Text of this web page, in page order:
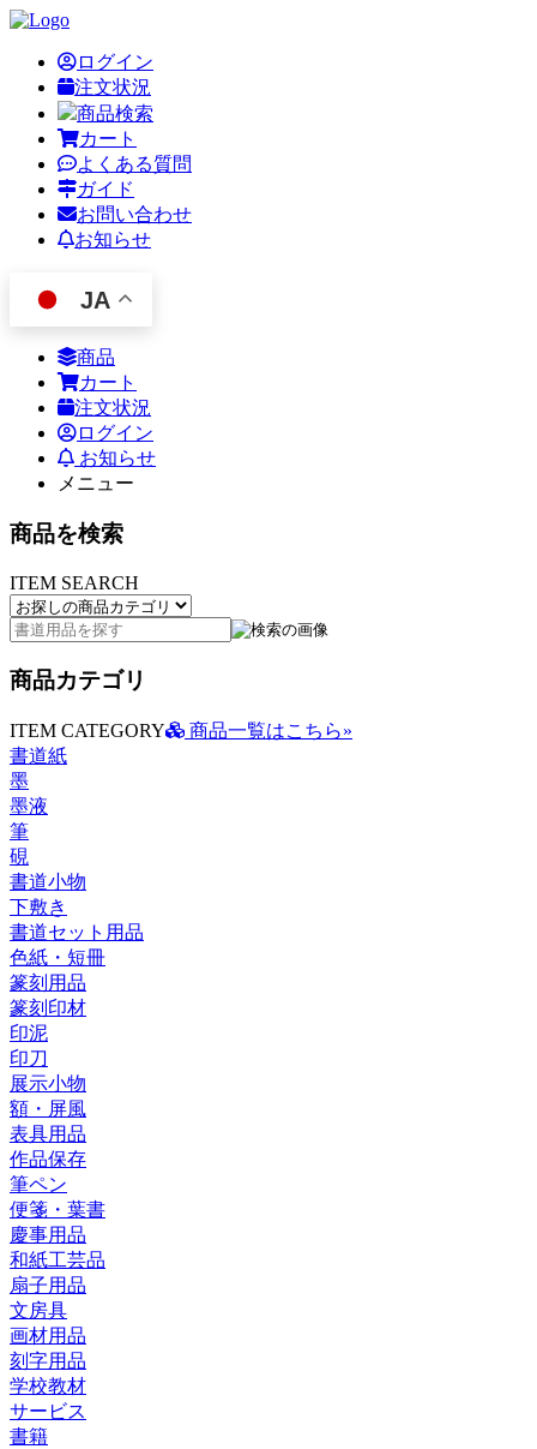
ログイン
注文状況
商品検索
カート
よくある質問
ガイド
お問い合わせ
お知らせ
JA
商品
カート
注文状況
ログイン
お知らせ
メニュー
商品を検索
ITEM SEARCH
商品カテゴリ
ITEM CATEGORY
商品一覧はこちら»
書道紙
墨
墨液
筆
硯
書道小物
下敷き
書道セット用品
色紙・短冊
篆刻用品
篆刻印材
印泥
印刀
展示小物
額・屏風
表具用品
作品保存
筆ペン
便箋・葉書
慶事用品
和紙工芸品
扇子用品
文房具
画材用品
刻字用品
学校教材
サービス
書籍